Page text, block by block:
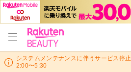
システムメンテナンスに伴うサービス停
2:00〜5:30